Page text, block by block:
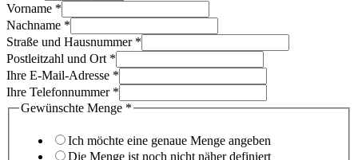
Vorname *
Nachname *
Straße und Hausnummer *
Postleitzahl und Ort *
Ihre E-Mail-Adresse *
Ihre Telefonnummer *
Gewünschte Menge *
Ich möchte eine genaue Menge angeben
Die Menge ist noch nicht näher definiert